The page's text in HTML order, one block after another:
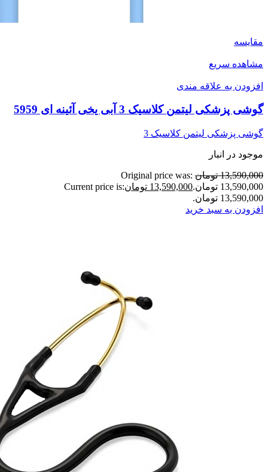
مقایسه
مشاهده سریع
افزودن به علاقه مندی
گوشی پزشکی لیتمن کلاسیک 3 آبی یخی آئینه ای 5959
گوشی پزشکی لیتمن کلاسیک 3
موجود در انبار
13,590,000 تومان
Original price was:
13,590,000 تومان.
13,590,000 تومان
Current price is:
13,590,000 تومان.
افزودن به سبد خرید